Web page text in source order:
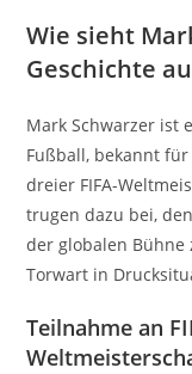
Wie sieht
Geschichte
Mark Schwarzer ist
Fußball, bekannt
dreier FIFA-
trugen dazu bei,
der globalen Bühne
Torwart in
Teilnahme an